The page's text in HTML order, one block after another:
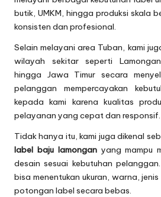
butik, UMKM, hingga produksi skala
konsisten dan profesional.
Selain melayani area Tuban, kami
wilayah sekitar seperti
hingga Jawa Timur secara
pelanggan mempercayakan
kepada kami karena kualitas
pelayanan yang cepat dan responsif.
Tidak hanya itu, kami juga dikenal
label baju lamonganyang mampu
desain sesuai kebutuhan
bisa menentukan ukuran, warna,
potongan label secara bebas.